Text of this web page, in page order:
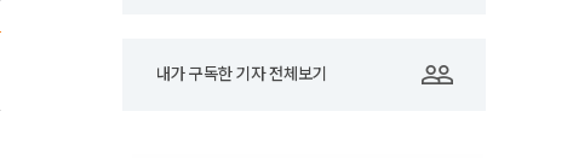
내가 구독한 기자 전체보기